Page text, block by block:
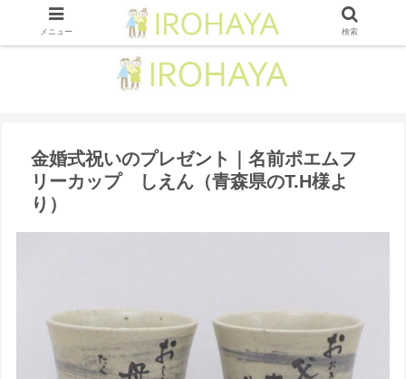
金婚式祝いのプレゼント｜名前ポエムフ
リーカップ しえん（青森県のT.H様よ
り ）
メニュー 検索